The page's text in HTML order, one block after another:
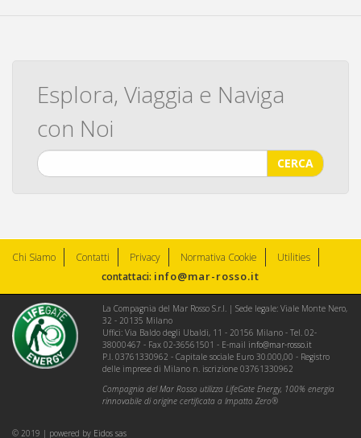
Esplora, Viaggia e Naviga
con Noi
CERCA
Chi Siamo Contatti Privacy Normativa Cookie
Utilities
contattaci: info@mar-rosso.it
La Compagnia del Mar Rosso S.r.l. | Sede legale: Viale Monte Nero,
32 - 20135 Milano
Uffici: Via Baldo degli Ubaldi, 11 - 20156 Milano - Tel. 02-
38000467 - Fax 02-36561501 - E-mail info@mar-rosso.it
P.I. 03761330962 - Capitale sociale Euro 30.000,00 - Registro
delle imprese di Milano n. iscrizione 03761330962
Compagnia del Mar Rosso utilizza LifeGate Energy, 100% energia
rinnovabile di origine certificata a Impatto Zero®
© 2019 | powered by Eidos sas